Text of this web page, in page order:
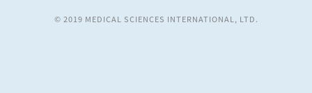
© 2019 MEDICAL SCIENCES INTERNATIONAL, LTD.